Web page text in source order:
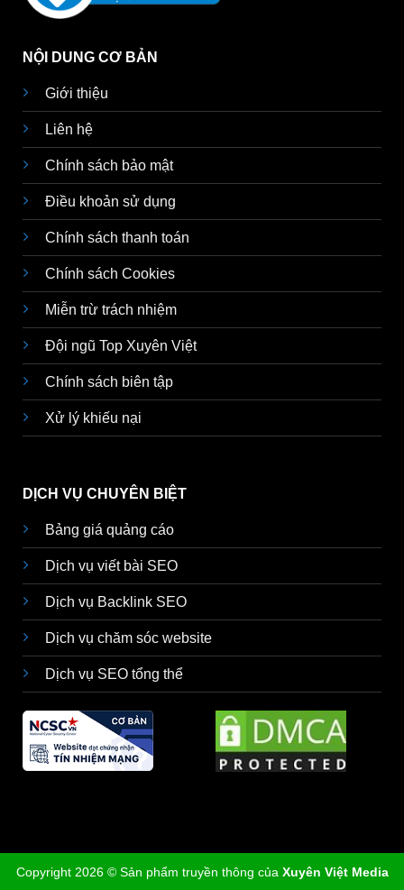
NỘI DUNG CƠ BẢN
Giới thiệu
Liên hệ
Chính sách bảo mật
Điều khoản sử dụng
Chính sách thanh toán
Chính sách Cookies
Miễn trừ trách nhiệm
Đội ngũ Top Xuyên Việt
Chính sách biên tập
Xử lý khiếu nại
DỊCH VỤ CHUYÊN BIỆT
Bảng giá quảng cáo
Dịch vụ viết bài SEO
Dịch vụ Backlink SEO
Dịch vụ chăm sóc website
Dịch vụ SEO tổng thể
Copyright 2026 © Sản phẩm truyền thông của Xuyên Việt Media